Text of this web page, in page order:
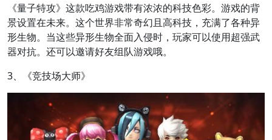
《量子特攻》这款吃鸡游戏带有浓浓的科技色彩。游戏的背
景设置在未来。这个世界非常奇幻且高科技，充满了各种异
形生物。当这些异形生物全面入侵时，玩家可以使用超强武
器对抗。还可以邀请好友组队游戏哦。
3、《竞技场大师》